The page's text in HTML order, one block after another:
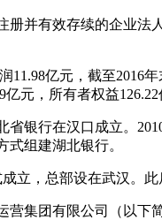
有效存续的企业法
亿元，截至2016
元，所有者权益126.22
银行在汉口成立。
组建湖北银行。
，总部设在武汉。此
团有限公司（以下